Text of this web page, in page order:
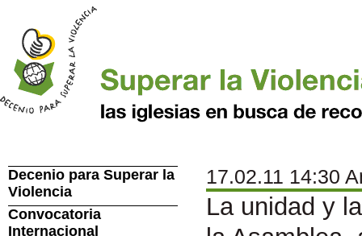
17.02.11 14:30
La unidad y
Decenio para Superar la
Violencia
Convocatoria
Internacional